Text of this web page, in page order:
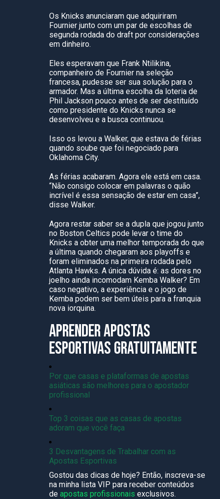
Os Knicks anunciaram que adquiriram
Fournier junto com um par de escolhas de
segunda rodada do draft por considerações
em dinheiro.
Eles esperavam que Frank Ntilikina,
companheiro de Fournier na seleção
francesa, pudesse ser sua solução para o
armador. Mas a última escolha da loteria de
Phil Jackson pouco antes de ser destituído
como presidente do Knicks nunca se
desenvolveu e a busca continuou.
Isso os levou a Walker, que estava de férias
quando soube que foi negociado para
Oklahoma City.
As férias acabaram. Agora ele está em casa.
“Não consigo colocar em palavras o quão
incrível é essa sensação de estar em casa”,
disse Walker.
Agora restar saber se a dupla que jogou junto
no Boston Celtics pode levar o time do
Knicks a obter uma melhor temporada do que
a última quando chegaram aos playoffs e
foram eliminados na primeira rodada pelo
Atlanta Hawks. A única dúvida é: as dores no
joelho ainda incomodam Kemba Walker? Em
caso negativo, a experiência e o jogo de
Kemba podem ser bem úteis para a franquia
nova iorquina.
APRENDER APOSTAS
ESPORTIVAS GRATUITAMENTE
Por que casas e plataformas de apostas
asiáticas são melhores para o apostador
profissional
Top 3 coisas que as casas de apostas
adoram que você faça
3 Desvantagens de Trabalhar com as
Apostas Esportivas
Gostou das dicas de hoje? Então, inscreva-se
na minha lista VIP para receber conteúdos
de apostas profissionais exclusivos.